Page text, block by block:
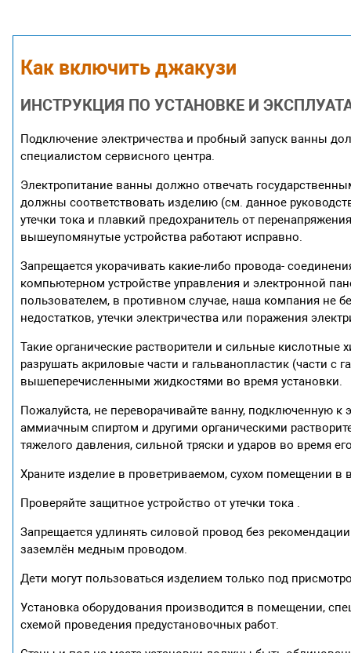
Как включить джакузи
ИНСТРУКЦИЯ ПО УСТАНОВКЕ И
Подключение электричества и пробный запуск ванны
специалистом сервисного центра.
Электропитание ванны должно отвечать
должны соответствовать изделию (см. данное
утечки тока и плавкий предохранитель от
вышеупомянутые устройства работают исправно.
Запрещается укорачивать какие-либо провода-
компьютерном устройстве управления и электронной
пользователем, в противном случае, наша компания не
недостатков, утечки электричества или поражения
Такие органические растворители и сильные кислотные
разрушать акриловые части и гальванопластик (части с
вышеперечисленными жидкостями во время установки.
Пожалуйста, не переворачивайте ванну, подключенную
аммиачным спиртом и другими органическими
тяжелого давления, сильной тряски и ударов во время
Храните изделие в проветриваемом, сухом помещении
Проверяйте защитное устройство от утечки тока .
Запрещается удлинять силовой провод без
заземлён медным проводом.
Дети могут пользоваться изделием только под
Установка оборудования производится в помещении,
схемой проведения предустановочных работ.